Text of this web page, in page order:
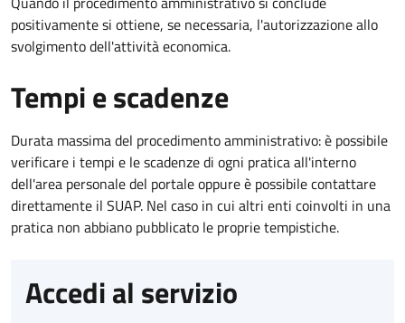
positivamente si ottiene, se necessaria, l'autorizzazione allo
svolgimento dell'attività economica.
Tempi e scadenze
Durata massima del procedimento amministrativo: è possibile
verificare i tempi e le scadenze di ogni pratica all'interno
dell'area personale del portale oppure è possibile contattare
direttamente il SUAP. Nel caso in cui altri enti coinvolti in una
pratica non abbiano pubblicato le proprie tempistiche.
Accedi al servizio